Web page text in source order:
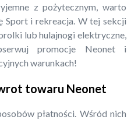
z pożytecznym, warto
Sport i rekreacja. W tej sekcji
lub hulajnogi elektryczne,
promocje Neonet i
warunkach!
towaru Neonet
płatności. Wśród nich